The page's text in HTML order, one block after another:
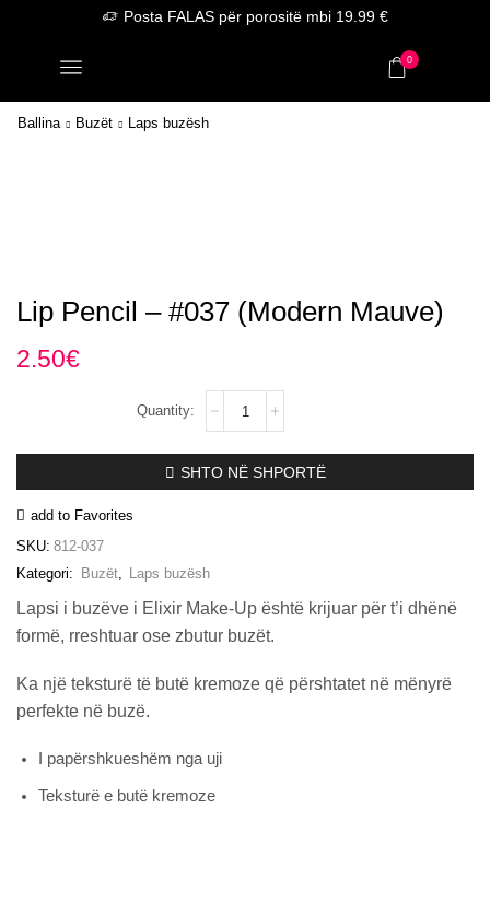
Posta FALAS për porositë mbi 19.99 €
0
Ballina Buzët Laps buzësh
Lip Pencil – #037 (Modern Mauve)
2.50€
Pencil
#037
(Modern
SHTO NË SHPORTË
add to Favorites
SKU: 812-037
Kategori:
Buzët, Laps buzësh
Lapsi i buzëve i Elixir Make-Up është krijuar për t’i dhënë
formë, rreshtuar ose zbutur buzët.
Ka një teksturë të butë kremoze që përshtatet në mënyrë
perfekte në buzë.
I papërshkueshëm nga uji
Teksturë e butë kremoze